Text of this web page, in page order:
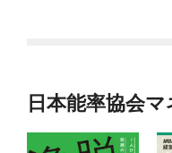
日本能率協会